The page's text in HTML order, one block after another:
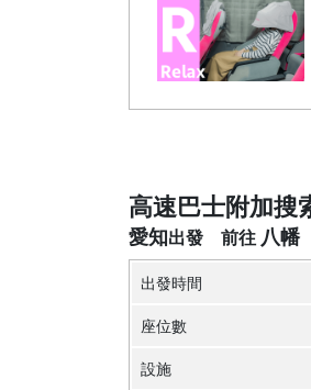
高速巴士附加搜
愛知 八幡
出發時間
座位數
設施